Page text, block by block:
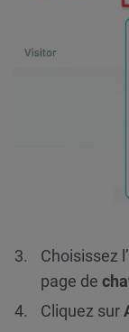
Choisissez l’
page de
Cliquez sur